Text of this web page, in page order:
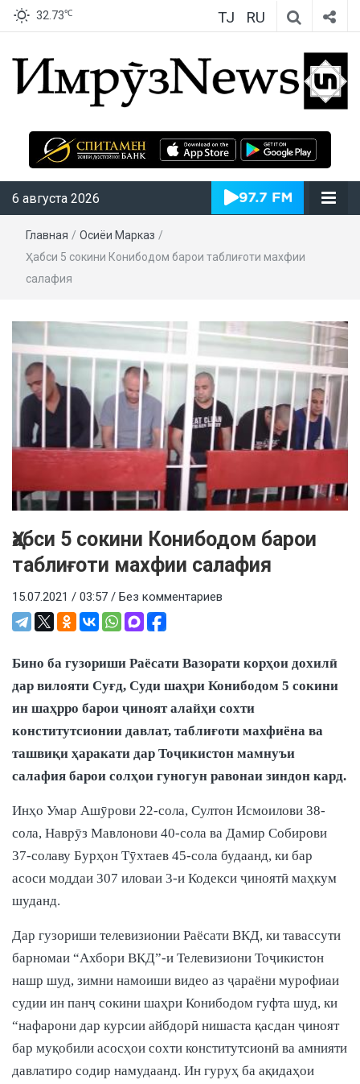
32.73℃ TJ RU
ИмрӯзNews
6 августа 2026
Главная / Осиёи Марказӣ /
Ҳабси 5 сокини Конибодом барои таблиғоти махфии
салафия
Ҳабси 5 сокини Конибодом барои
таблиғоти махфии салафия
15.07.2021 / 03:57 / Без комментариев
Бино ба гузориши Раёсати Вазорати корҳои дохилӣ
дар вилояти Суғд, Суди шаҳри Конибодом 5 сокини
ин шаҳрро барои ҷиноят алайҳи сохти
конститутсионии давлат, таблиғоти махфиёна ва
ташвиқи ҳаракати дар Тоҷикистон мамнуъи
салафия барои солҳои гуногун равонаи зиндон кард.
Инҳо Умар Ашӯрови 22-сола, Султон Исмоилови 38-
сола, Наврӯз Мавлонови 40-сола ва Дамир Собирови
37-солаву Бурҳон Тӯхтаев 45-сола будаанд, ки бар
асоси моддаи 307 иловаи 3-и Кодекси ҷиноятӣ маҳкум
шуданд.
Дар гузориши телевизионии Раёсати ВКД, ки тавассути
барномаи “Ахбори ВКД”-и Телевизиони Тоҷикистон
нашр шуд, зимни намоиши видео аз ҷараёни мурофиаи
судии ин панҷ сокини шаҳри Конибодом гуфта шуд, ки
“нафарони дар курсии айбдорӣ нишаста қасдан ҷиноят
бар муқобили асосҳои сохти конститутсионӣ ва амнияти
давлатиро содир намудаанд. Ин гуруҳ ба ақидаҳои